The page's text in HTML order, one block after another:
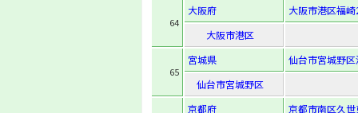
64
大阪府
大阪市港区福
大阪市港区
65
宮城県
仙台市宮城野
仙台市宮城野区
京都府
京都市南区久